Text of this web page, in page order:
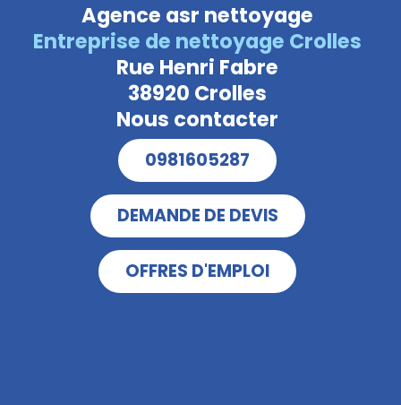
Agence asr nettoyage
Entreprise de nettoyage Crolles
Rue Henri Fabre
38920 Crolles
Nous contacter
0981605287
DEMANDE DE DEVIS
OFFRES D'EMPLOI